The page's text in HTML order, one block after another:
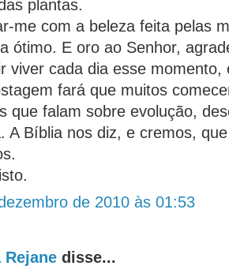
plantas.
me com a beleza feita pelas
ótimo. E oro ao Senhor,
viver cada dia esse
fará que muitos
que falam sobre evolução,
A Bíblia nos diz, e cremos,
de 2010 às 01:53
Rejane disse...